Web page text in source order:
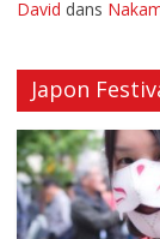
David dans
Japon